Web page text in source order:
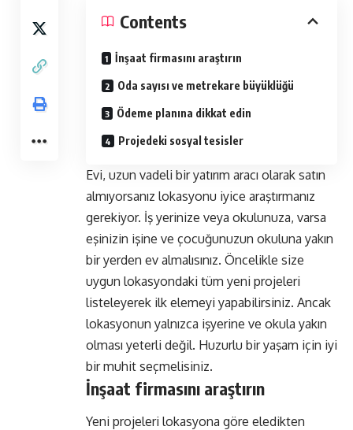
Contents
İnşaat firmasını araştırın
Oda sayısı ve metrekare büyüklüğü
Ödeme planına dikkat edin
Projedeki sosyal tesisler
Evi, uzun vadeli bir yatırım aracı olarak satın
almıyorsanız lokasyonu iyice araştırmanız
gerekiyor. İş yerinize veya okulunuza, varsa
eşinizin işine ve çocuğunuzun okuluna yakın
bir yerden ev almalısınız. Öncelikle size
uygun lokasyondaki tüm yeni projeleri
listeleyerek ilk elemeyi yapabilirsiniz. Ancak
lokasyonun yalnızca işyerine ve okula yakın
olması yeterli değil. Huzurlu bir yaşam için iyi
bir muhit seçmelisiniz.
İnşaat firmasını araştırın
Yeni projeleri lokasyona göre eledikten